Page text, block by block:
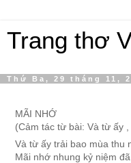
Trang thơ
Thứ Ba, 29 tháng 11,
MÃI NHỚ
(Cảm tác từ bài: Và từ ấy
Và từ ấy trải bao mùa thu
Mãi nhớ nhung kỷ niệm